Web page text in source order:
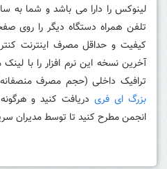
لینوکس را دارا می باشد و شما به
تلفن همراه دستگاه دیگر را روی
کیفیت و حداقل مصرف اینترنت
آخرین نسخه این نرم افزار را با
ترافیک داخلی (حجم مصرف
بزرگ ای فریدریافت کنید و
انجمن مطرح کنید تا توسط مدیران